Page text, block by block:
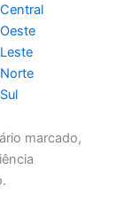
marcado,